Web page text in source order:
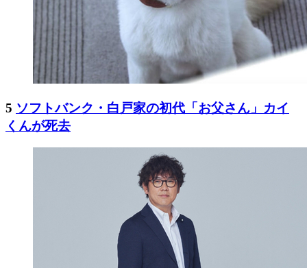
5 ソフトバンク・白戸家の初代「お父さん」カイ
くんが死去